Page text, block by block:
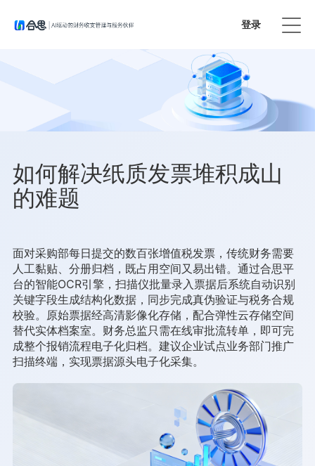
登录
如何解决纸质发票堆积成山
的难题
面对采购部每日提交的数百张增值税发票，传统财务需要
人工黏贴、分册归档，既占用空间又易出错。通过合思平
台的智能OCR引擎，扫描仪批量录入票据后系统自动识别
关键字段生成结构化数据，同步完成真伪验证与税务合规
校验。原始票据经高清影像化存储，配合弹性云存储空间
替代实体档案室。财务总监只需在线审批流转单，即可完
成整个报销流程电子化归档。建议企业试点业务部门推广
扫描终端，实现票据源头电子化采集。